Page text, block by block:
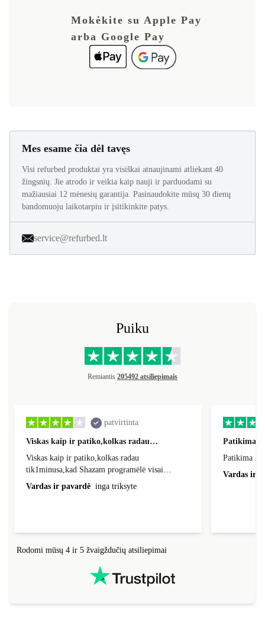
Mokėkite su Apple Pay
arba Google Pay
Mes esame čia dėl tavęs
Visi refurbed produktai yra visiškai atnaujinami atliekant 40
žingsnių. Jie atrodo ir veikia kaip nauji ir parduodami su
mažiausiai 12 mėnesių garantija. Pasinaudokite mūsų 30 dienų
bandomuoju laikotarpiu ir įsitikinkite patys.
service@refurbed.lt
Puiku
Remiantis 205492 atsiliepimais
patvirtinta
Viskas kaip ir patiko,kolkas radau…
Viskas kaip ir patiko,kolkas radau
tik1minusa,kad Shazam programėlė visai
neveikia(neranda muzikos),šituo dalyku visai
nusivyliau.
Vardas ir pavardė inga triksyte
Patikima
Patikima
Vardas ir
Rodomi mūsų 4 ir 5 žvaigždučių atsiliepimai